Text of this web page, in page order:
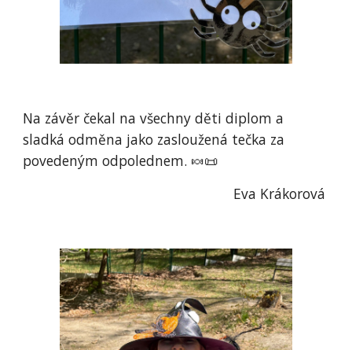
Na závěr čekal na všechny děti diplom a
sladká odměna jako zasloužená tečka za
povedeným odpolednem. 🍬📜
Eva Krákorová